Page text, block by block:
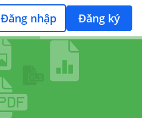
Đăng nhập Đăng ký